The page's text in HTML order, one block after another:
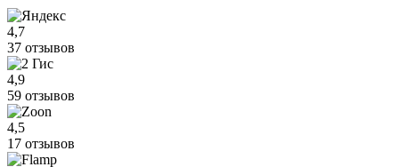
4,7
37 отзывов
4,9
59 отзывов
4,5
17 отзывов